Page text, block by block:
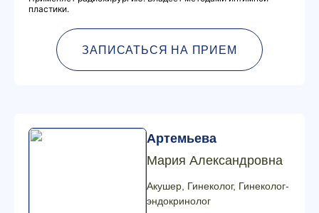
пластики.
ЗАПИСАТЬСЯ НА ПРИЕМ
Артемьева
Мария Александровна
Акушер, Гинеколог, Гинеколог-
эндокринолог